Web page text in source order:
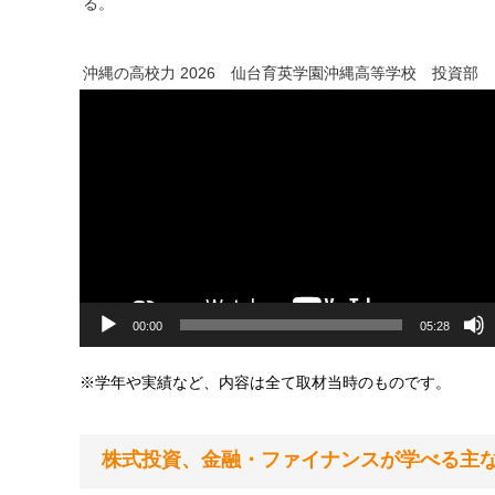
沖縄の高校力 2026 仙台育英学園沖縄高等学校 投資部
00:00 05:28
※学年や実績など、内容は全て取材当時のものです。
株式投資、金融・ファイナンスが学べる主